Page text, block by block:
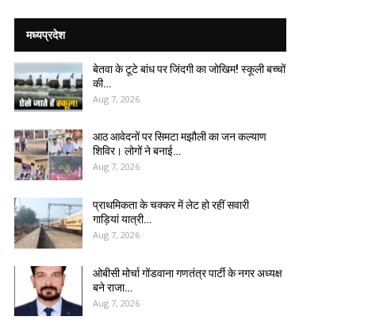
मध्यप्रदेश
बेतवा के टूटे बांध पर जिंदगी का जोखिम! स्कूली बच्चों
की…
Aug 7, 2026
आठ आवेदनों पर सिमटा मझौली का जन कल्याण
शिविर। लोगों ने बनाई…
Aug 7, 2026
प्राथमिकता के चक्कर में लेट हो रहीं सवारी
गाड़ियां यात्री…
Aug 7, 2026
ओबीसी मोर्चा गोंडवाना गणतंत्र पार्टी के नगर अध्यक्ष
बने राजा…
Aug 7, 2026